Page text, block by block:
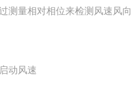
测量相对相位来检测风速风向
动风速